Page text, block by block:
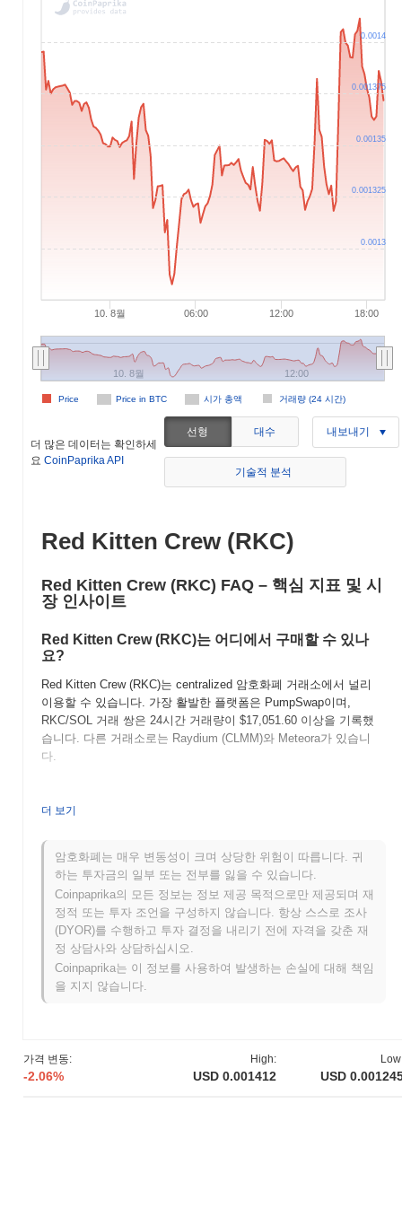
가격 변동:
-2.06%
High:
USD 0.001412 USD
10. 8월 06:00 12:00 18:00
Price in BTC 시가 총액 거래량 (24 시간)
Price
10. 8월 12:00
0.0013
0.001325
0.00135
0.001375
0.0014
더 많은 데이터는 확인하세
요 CoinPaprika API
선형 대수 내보내기
기술적 분석
Red Kitten Crew (RKC)
Red Kitten Crew (RKC) FAQ – 핵심 지표 및 시
장 인사이트
Red Kitten Crew (RKC)는 어디에서 구매할 수 있나
요?
Red Kitten Crew (RKC)는 centralized 암호화폐 거래소에서 널리
이용할 수 있습니다. 가장 활발한 플랫폼은 PumpSwap이며,
RKC/SOL 거래 쌍은 24시간 거래량이 $17,051.60 이상을 기록했
습니다. 다른 거래소로는 Raydium (CLMM)와 Meteora가 있습니
다.
지난 24시간 동안 Red Kitten Crew의 거래량은
대비
를 나타냅니다.
Red Kitten Crew의 가격 범위 기록은 무엇인가요?
역대 최고가(ATH):$0.009643
역대 최저가(ATL):NaN
Red Kitten Crew는 현재 ATH보다~85.84%낮게 거래되고 있습니
다 .
Red Kitten Crew의 시가총액은 약 $1,366,170.00
전 세계 #1420위에 랭크되어 있습니다입니다. 이 수치는 1 000
더 보기
암호화폐는 매우 변동성이 크며 상당한 위험이 따릅니다. 귀
하는 투자금의 일부 또는 전부를 잃을 수 있습니다.
Coinpaprika의 모든 정보는 정보 제공 목적으로만 제공되며 재
정적 또는 투자 조언을 구성하지 않습니다. 항상 스스로 조사
(DYOR)를 수행하고 투자 결정을 내리기 전에 자격을 갖춘 재
정 상담사와 상담하십시오.
Coinpaprika는 이 정보를 사용하여 발생하는 손실에 대해 책임
을 지지 않습니다.